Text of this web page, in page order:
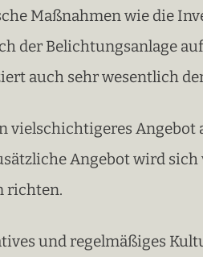
Maßnahmen wie die
der Belichtungsanlage
auch sehr wesentlich
vielschichtigeres
Angebot wird
richten.
und regelmäßiges